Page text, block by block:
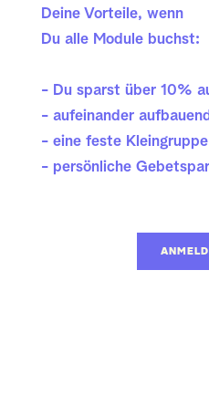
Deine Vorteile, wenn
Du alle Module buchst:
- Du sparst über 10%
- aufeinander
- eine feste Kleingruppe
- persönliche